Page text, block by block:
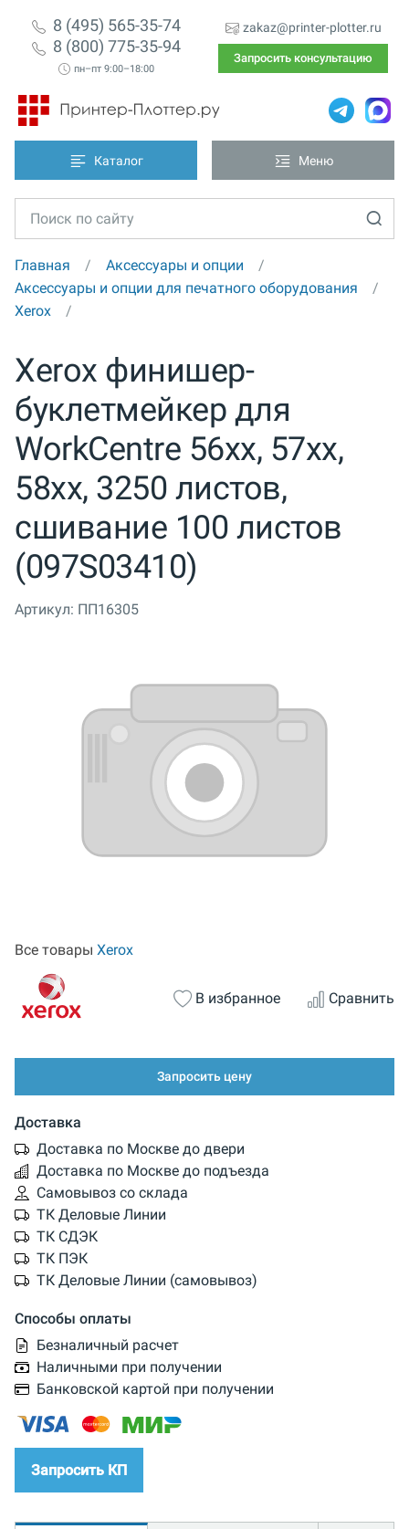
8 (495) 565-35-74
8 (800) 775-35-94
пн–пт 9:00–18:00
zakaz@printer-plotter.ru
Запросить консультацию
Каталог Меню
Главная
Аксессуары и опции
Аксессуары и опции для печатного оборудования
Xerox
Xerox финишер-
буклетмейкер для
WorkCentre 56xx, 57xx,
58xx, 3250 листов,
сшивание 100 листов
(097S03410)
Артикул: ПП16305
Все товары Xerox
В избранное Сравнить
Запросить цену
Доставка
Доставка по Москве до двери
Доставка по Москве до подъезда
Самовывоз со склада
ТК Деловые Линии
ТК СДЭК
ТК ПЭК
ТК Деловые Линии (самовывоз)
Способы оплаты
Безналичный расчет
Наличными при получении
Банковской картой при получении
Запросить КП